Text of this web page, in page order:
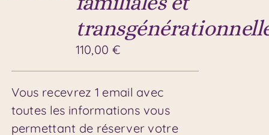
110,00 €
Vous recevrez 1 email avec
toutes les informations vous
permettant de réserver votre